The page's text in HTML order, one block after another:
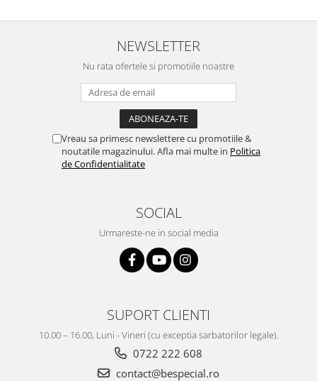
NEWSLETTER
Nu rata ofertele si promotiile noastre
Vreau sa primesc newslettere cu promotiile &
noutatile magazinului. Afla mai multe in Politica
de Confidentialitate
SOCIAL
Urmareste-ne in social media
SUPORT CLIENTI
10.00 – 16.00, Luni - Vineri (cu exceptia sarbatorilor legale).
0722 222 608
contact@bespecial.ro